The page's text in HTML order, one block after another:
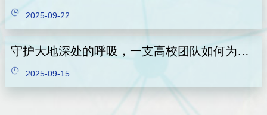
2025-09-22
守护大地深处的呼吸，一支高校团队如何为百万矿工筑牢安全防线——记2025年全国高校黄大年式教师团队：矿山灾害预防与控制教师团队
2025-09-15